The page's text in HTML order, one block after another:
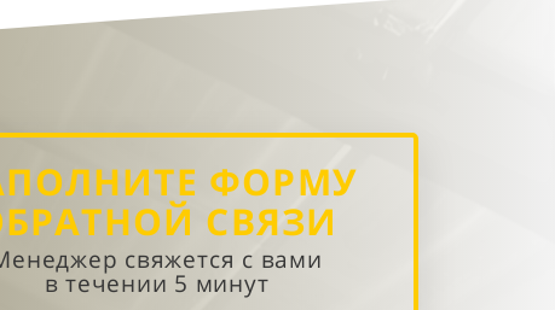
ФОРМУ
СВЯЗИ
свяжется с вами
в течении 5 минут